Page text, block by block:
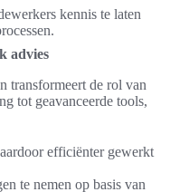
kennis te laten
advies
transformeert de rol van
tot geavanceerde tools,
efficiënter gewerkt
te nemen op basis van